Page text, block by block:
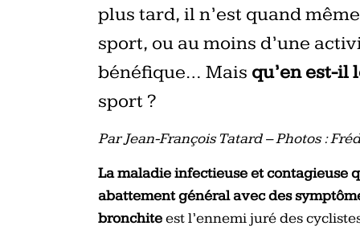
plus tard, il n’est quand
sport, ou au moins d’une
bénéfique… Mais qu’en est-il
sport ?
Par Jean-François Tatard – Photos :
La maladie infectieuse et contagieuse
abattement général avec des
bronchiteest l’ennemi juré des